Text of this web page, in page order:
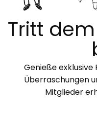
Tritt
Genieße
Überraschungen
Mitglieder